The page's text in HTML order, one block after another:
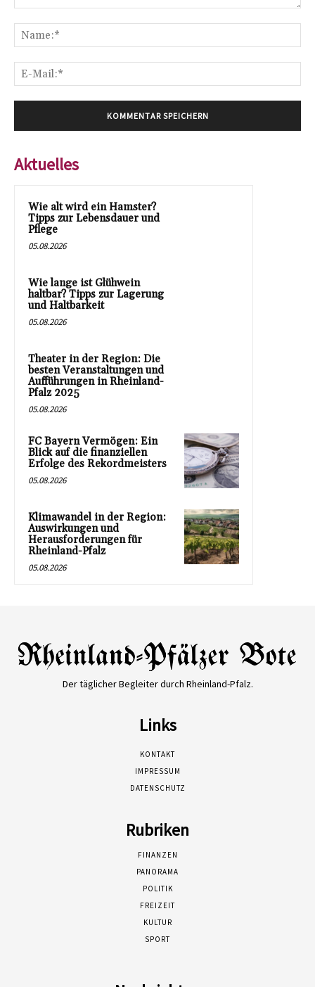
Aktuelles
Wie alt wird ein Hamster?
Tipps zur Lebensdauer und
Pflege
05.08.2026
Wie lange ist Glühwein
haltbar? Tipps zur Lagerung
und Haltbarkeit
05.08.2026
Theater in der Region: Die
besten Veranstaltungen und
Aufführungen in Rheinland-
Pfalz 2025
05.08.2026
FC Bayern Vermögen: Ein
Blick auf die finanziellen
Erfolge des Rekordmeisters
05.08.2026
Klimawandel in der Region:
Auswirkungen und
Herausforderungen für
Rheinland-Pfalz
05.08.2026
Der täglicher Begleiter durch Rheinland-Pfalz.
Links
KONTAKT
IMPRESSUM
DATENSCHUTZ
Rubriken
FINANZEN
PANORAMA
POLITIK
FREIZEIT
KULTUR
SPORT